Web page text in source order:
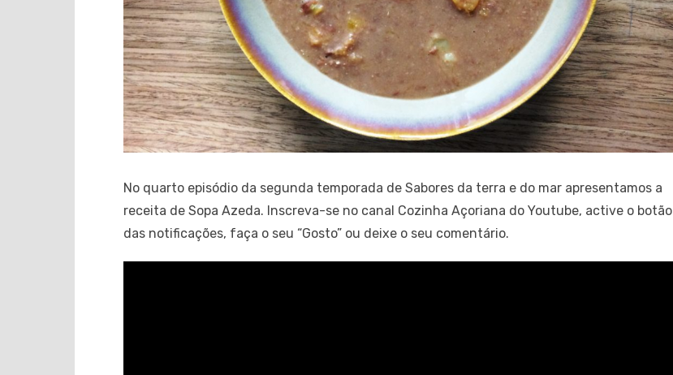
No quarto episódio da segunda temporada de Sabores da terra e do mar apresentamos a
receita de Sopa Azeda. Inscreva-se no canal Cozinha Açoriana do Youtube, active o botão
das notificações, faça o seu “Gosto” ou deixe o seu comentário.